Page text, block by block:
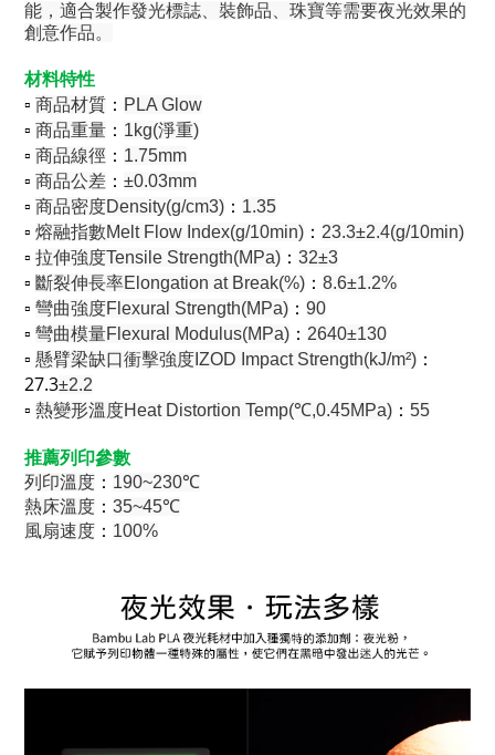
能，適合製作發光標誌、裝飾品、珠寶等需要夜光效果的
創意作品。
材料特性
▫︎ 商品材質 ： PLA Glow
▫︎ 商品重量 ： 1kg(淨重)
▫︎ 商品線徑 ： 1.75mm
▫︎ 商品公差 ： ±0.03mm
▫︎ 商品密度Density(g/cm3) ： 1.35
▫︎ 熔融指數Melt Flow Index(g/10min) ： 23.3±2.4(g/10min)
▫︎ 拉伸強度Tensile Strength(MPa) ： 32±3
▫︎ 斷裂伸長率Elongation at Break(%) ： 8.6±1.2%
▫︎ 彎曲強度Flexural Strength(MPa) ： 90
▫︎ 彎曲模量Flexural Modulus(MPa) ： 2640±130
▫︎ 懸臂梁缺口衝擊強度IZOD Impact Strength(kJ/m²) ：
27.3±2.2
▫︎ 熱變形溫度Heat Distortion Temp(℃,0.45MPa) ： 55
推薦列印參數
列印溫度 ： 190~230℃
熱床溫度 ： 35~45℃
風扇速度 ： 100%